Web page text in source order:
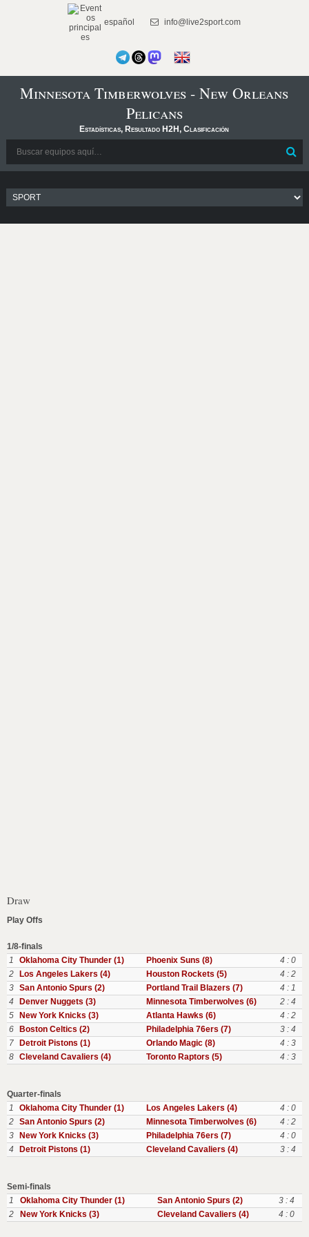
español info@live2sport.com
Minnesota Timberwolves - New Orleans
Pelicans
Estadísticas, Resultado H2H, Clasificación
Draw
Play Offs
1/8-finals
1
Oklahoma City Thunder (1) Phoenix Suns (8)
4 : 0
2
Los Angeles Lakers (4) Houston Rockets (5)
4 : 2
3 San Antonio Spurs (2) Portland Trail Blazers (7)
4 : 1
4
Denver Nuggets (3) Minnesota Timberwolves (6)
2 : 4
5
New York Knicks (3) Atlanta Hawks (6)
4 : 2
6
Boston Celtics (2) Philadelphia 76ers (7)
3 : 4
7
Detroit Pistons (1) Orlando Magic (8)
4 : 3
8 Cleveland Cavaliers (4) Toronto Raptors (5) 4 : 3
Quarter-finals
1
Oklahoma City Thunder (1) Los Angeles Lakers (4)
4 : 0
2 San Antonio Spurs (2) Minnesota Timberwolves (6)
4 : 2
3
New York Knicks (3) Philadelphia 76ers (7)
4 : 0
4
Detroit Pistons (1) Cleveland Cavaliers (4) 3 : 4
Semi-finals
1
Oklahoma City Thunder (1) San Antonio Spurs (2)
3 : 4
2
New York Knicks (3) Cleveland Cavaliers (4) 4 : 0